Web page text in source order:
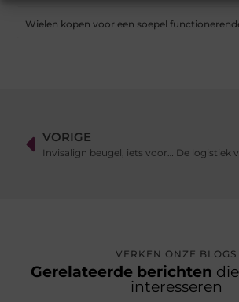
Wielen kopen voor een soepel
VORIGE
Invisalign beugel, iets voor jou?
VERKEN ONZE BLOGS
Gerelateerde berichten
interesseren